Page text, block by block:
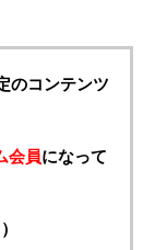
のコンテンツ
会員になって
）